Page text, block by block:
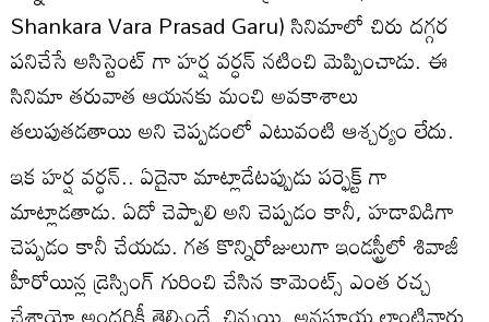
Shankara Vara Prasad Garu) సినిమాలో చిరు దగ్గర
పనిచేసే అసిస్టెంట్ గా హర్ష వర్ధన్ నటించి మెప్పించాడు. ఈ
సినిమా తరువాత ఆయనకు మంచి అవకాశాలు
తలుపుతడతాయి అని చెప్పడంలో ఎటువంటి ఆశ్చర్యం లేదు.
ఇక హర్ష వర్ధన్.. ఏదైనా మాట్లాడేటప్పుడు పర్ఫెక్ట్ గా
మాట్లాడతాడు. ఏదో చెప్పాలి అని చెప్పడం కానీ, హడావిడిగా
చెప్పడం కానీ చేయడు. గత కొన్నిరోజులుగా ఇండస్ట్రీలో శివాజీ
హీరోయిన్ల డ్రెస్సింగ్ గురించి చేసిన కామెంట్స్ ఎంత రచ్చ